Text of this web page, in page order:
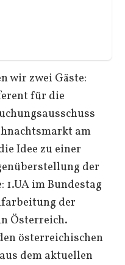
wir zwei Gäste:
für die
am
Idee zu einer
der
1.UA im Bundestag
der
Österreich.
österreichischen
dem aktuellen